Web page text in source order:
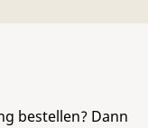
bestellen? Dann